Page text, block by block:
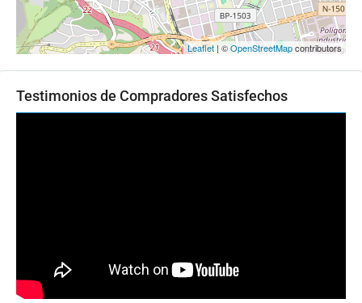
Leaflet | ©OpenStreetMapcontributors
Testimonios de Compradores Satisfechos